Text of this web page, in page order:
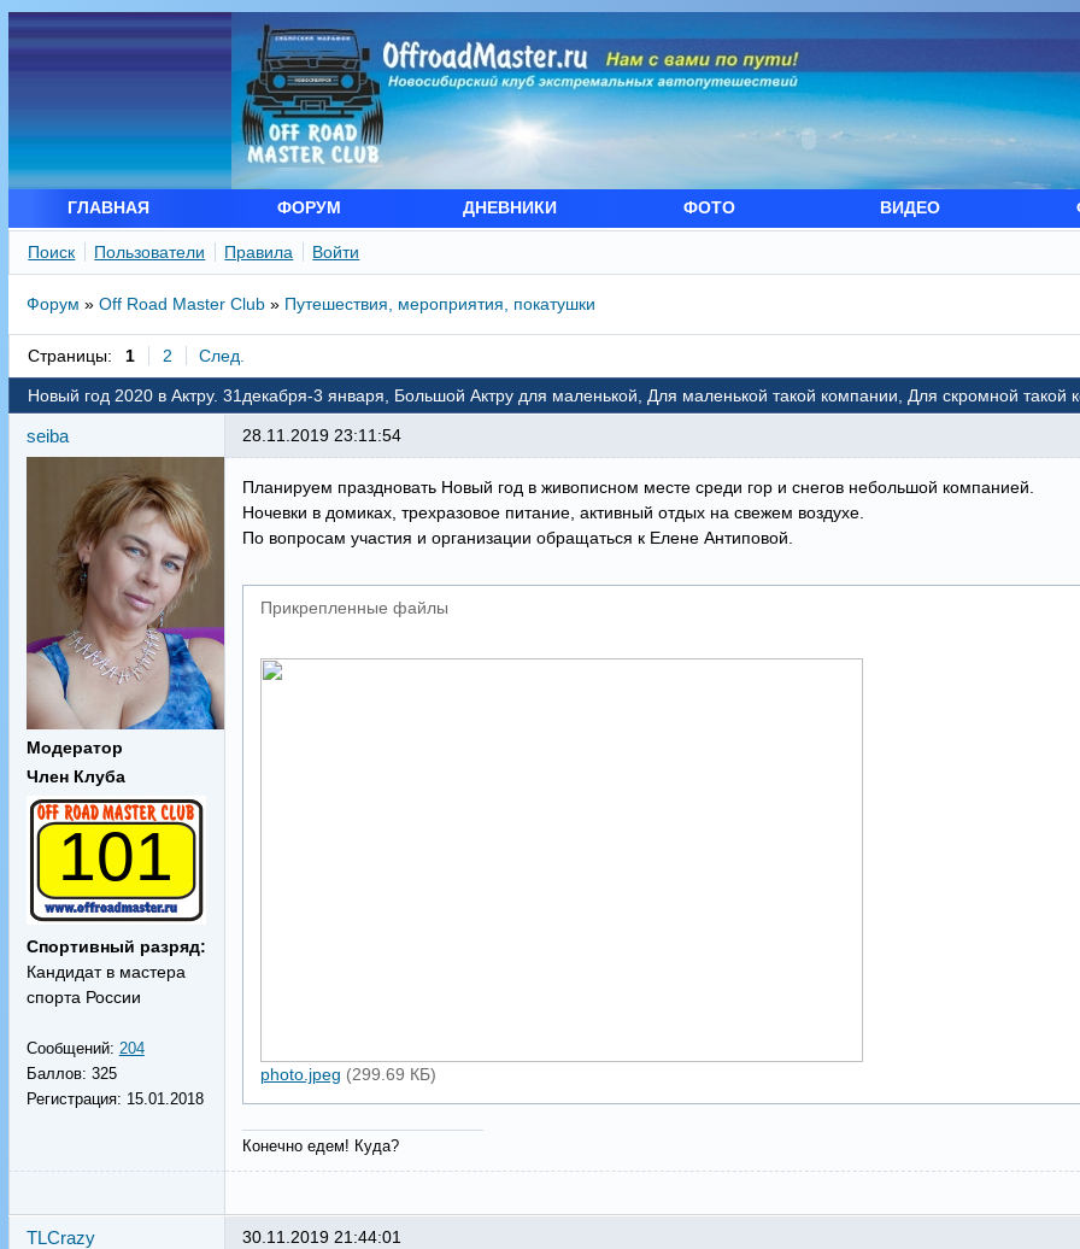
ГЛАВНАЯ ФОРУМ ДНЕВНИКИ ФОТО ВИДЕО
Поиск Пользователи Правила Войти
Форум »Off Road Master Club » Путешествия, мероприятия, покатушки
Страницы: 1 2 След.
Новый год 2020 в Актру. 31декабря-3 января, Большой Актру для маленькой, Для маленькой такой компании, Для скромной такой
seiba
Модератор
Член Клуба
101
Спортивный разряд:
Кандидат в мастера
спорта России
Сообщений: 204
Баллов: 325
Регистрация: 15.01.2018
28.11.2019 23:11:54
Планируем праздновать Новый год в живописном месте среди гор и снегов небольшой компанией.
Ночевки в домиках, трехразовое питание, активный отдых на свежем воздухе.
По вопросам участия и организации обращаться к Елене Антиповой.
Прикрепленные файлы
photo.jpeg (299.69 КБ)
Конечно едем! Куда?
TLCrazy 30.11.2019 21:44:01